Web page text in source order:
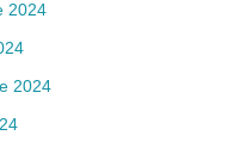
2024
2024